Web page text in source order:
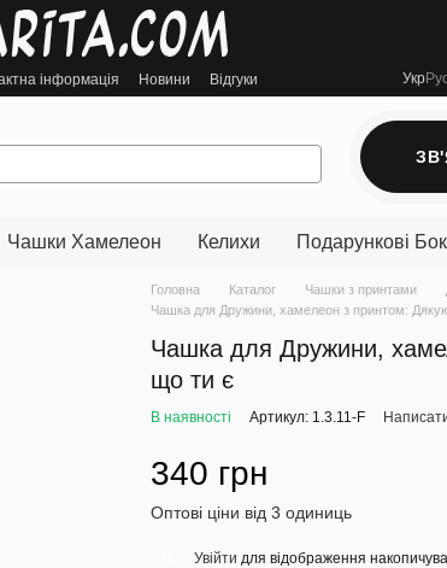
інформація Новини Відгуки Укр
Чашки Хамелеон Келихи Подарункові
Головна Каталог Чашки з принтами
Чашка для Дружини, хамелеон з принтом:
Чашка для Дружини,
що ти є
В наявності Артикул: 1.3.11-F
340 грн
Оптові ціни від 3 одиниць
Увійти для відображення